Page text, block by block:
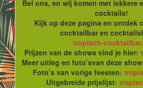
Bel ons, en wij komen met lekkere
cocktails!
Kijk op deze pagina en ontdek
cocktailbar en
tropisch-
Prijzen van de shows vind je hier:
Meer uitleg en foto’svan deze
Foto’s van vorige feesten:
Uitgebreide prijslijst: